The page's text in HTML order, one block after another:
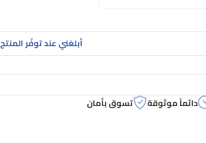
أبلغني عند توفّر المنتج
دائماً موثوقة تسوق بأمان